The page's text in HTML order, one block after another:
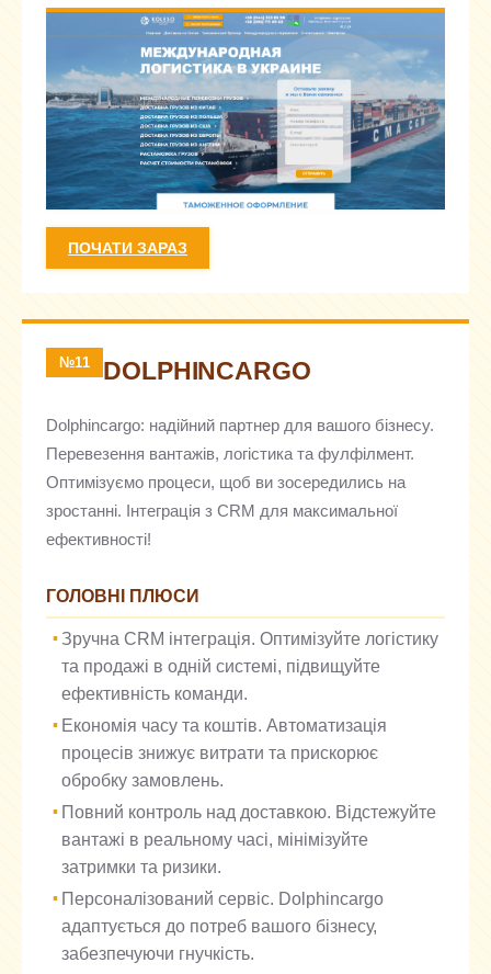
ПОЧАТИ ЗАРАЗ
№11 DOLPHINCARGO
Dolphincargo: надійний партнер для вашого бізнесу.
Перевезення вантажів, логістика та фулфілмент.
Оптимізуємо процеси, щоб ви зосередились на
зростанні. Інтеграція з CRM для максимальної
ефективності!
ГОЛОВНІ ПЛЮСИ
Зручна CRM інтеграція. Оптимізуйте логістику
та продажі в одній системі, підвищуйте
ефективність команди.
Економія часу та коштів. Автоматизація
процесів знижує витрати та прискорює
обробку замовлень.
Повний контроль над доставкою. Відстежуйте
вантажі в реальному часі, мінімізуйте
затримки та ризики.
Персоналізований сервіс. Dolphincargo
адаптується до потреб вашого бізнесу,
забезпечуючи гнучкість.